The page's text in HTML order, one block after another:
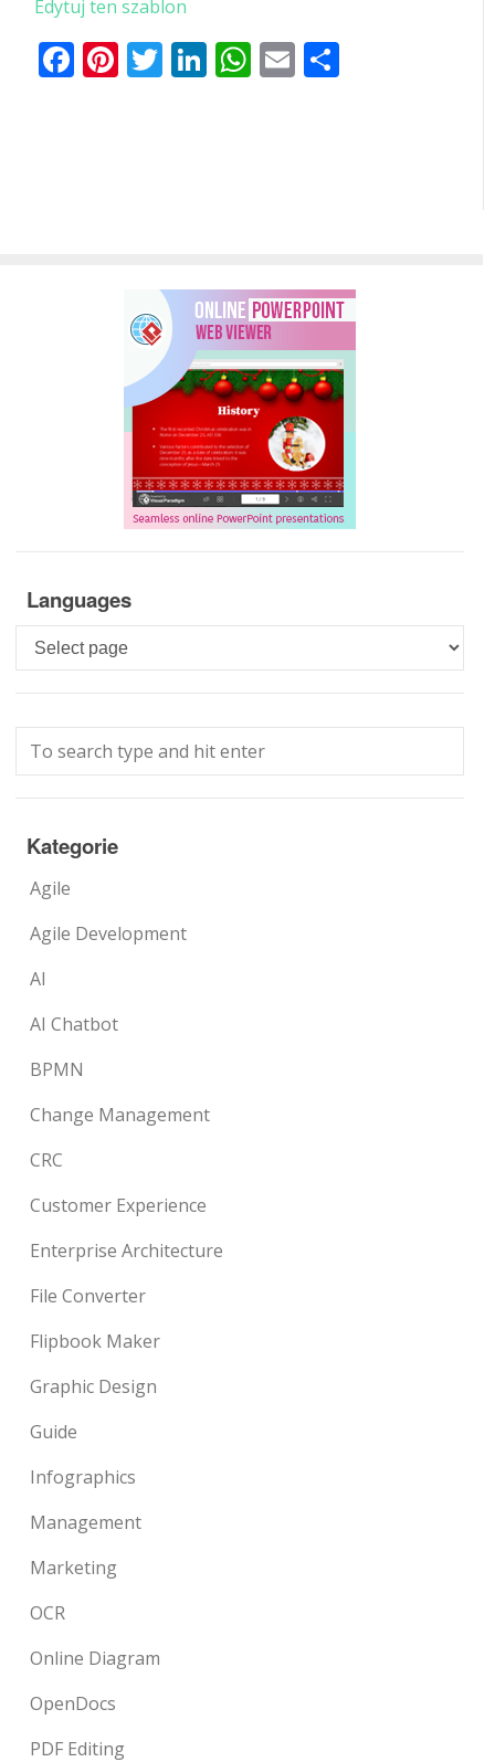
Edytuj ten szablon
Facebook
Pinterest
Twitter
LinkedIn
WhatsApp
Email
Languages
Languages
Kategorie
Agile
Agile Development
AI
AI Chatbot
BPMN
Change Management
CRC
Customer Experience
Enterprise Architecture
File Converter
Flipbook Maker
Graphic Design
Guide
Infographics
Management
Marketing
OCR
Online Diagram
OpenDocs
PDF Editing